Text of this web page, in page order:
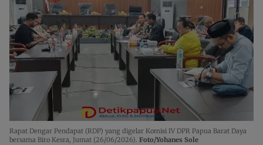
Rapat Dengar Pendapat (RDP) yang digelar Komisi IV DPR Papua Barat Daya
bersama Biro Kesra, Jumat (26/06/2026). Foto/Yohanes Sole